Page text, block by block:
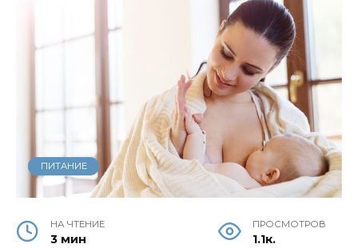
ПИТАНИЕ
НА ЧТЕНИЕ
3 мин
ПРОСМОТРОВ
1.1к.